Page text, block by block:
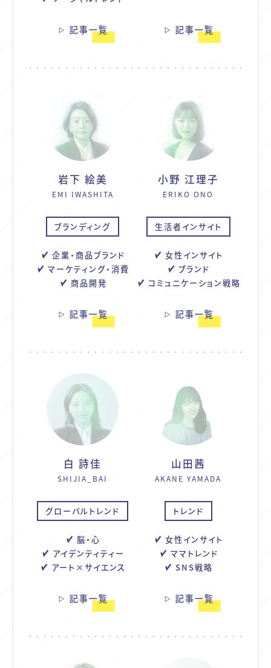
記事一覧 記事一覧
岩下 絵美
EMI IWASHITA
ブランディング
企業・商品ブランド
マーケティング・消費
商品開発
記事一覧
小野 江理子
ERIKO ONO
生活者インサイト
女性インサイト
ブランド
コミュニケーション戦略
記事一覧
白 詩佳
SHIJIA_BAI
グローバルトレンド
脳・心
アイデンティティー
アート×サイエンス
記事一覧
山田茜
AKANE YAMADA
トレンド
女性インサイト
ママトレンド
SNS戦略
記事一覧